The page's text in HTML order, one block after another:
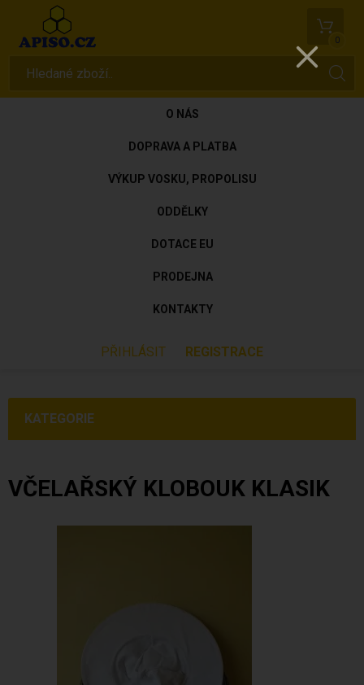
0
O NÁS
DOPRAVA A PLATBA
VÝKUP VOSKU, PROPOLISU
ODDĚLKY
DOTACE EU
PRODEJNA
KONTAKTY
PŘIHLÁSIT REGISTRACE
KATEGORIE
VČELAŘSKÝ KLOBOUK KLASIK